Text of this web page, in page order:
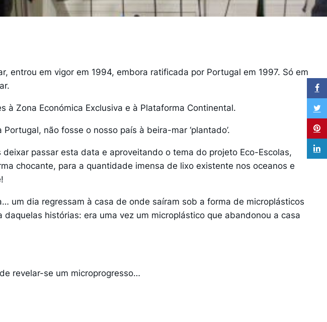
entrou em vigor em 1994, embora ratificada por Portugal em 1997. Só em
Zona Económica Exclusiva e à Plataforma Continental.
não fosse o nosso país à beira-mar ‘plantado’.
passar esta data e aproveitando o tema do projeto Eco-Escolas,
chocante, para a quantidade imensa de lixo existente nos oceanos e
um dia regressam à casa de onde saíram sob a forma de microplásticos
histórias: era uma vez um microplástico que abandonou a casa
revelar-se um microprogresso…